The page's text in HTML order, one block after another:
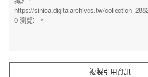
複製引用資訊